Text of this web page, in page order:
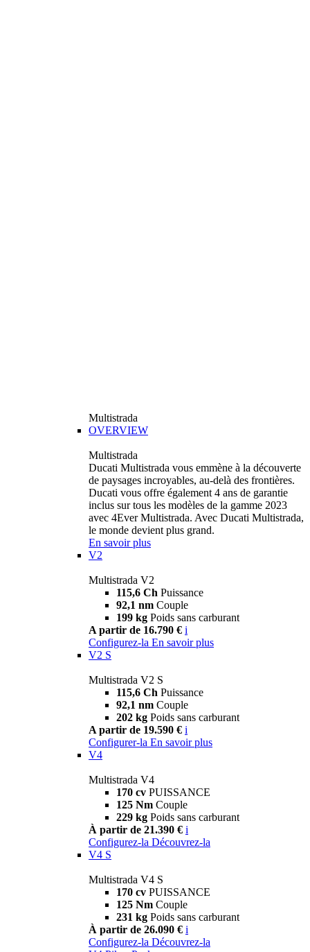
Multistrada
OVERVIEW
Multistrada
Ducati Multistrada vous emmène à la découverte
de paysages incroyables, au-delà des frontières.
Ducati vous offre également 4 ans de garantie
inclus sur tous les modèles de la gamme 2023
avec 4Ever Multistrada. Avec Ducati Multistrada,
le monde devient plus grand.
En savoir plus
V2
Multistrada V2
115,6 Ch Puissance
92,1 nm Couple
199 kg Poids sans carburant
A partir de 16.790 € i
Configurez-la En savoir plus
V2 S
Multistrada V2 S
115,6 Ch Puissance
92,1 nm Couple
202 kg Poids sans carburant
A partir de 19.590 € i
Configurer-la En savoir plus
V4
Multistrada V4
170 cv PUISSANCE
125 Nm Couple
229 kg Poids sans carburant
À partir de 21.390 € i
Configurez-la Découvrez-la
V4 S
Multistrada V4 S
170 cv PUISSANCE
125 Nm Couple
231 kg Poids sans carburant
À partir de 26.090 € i
Configurez-la Découvrez-la